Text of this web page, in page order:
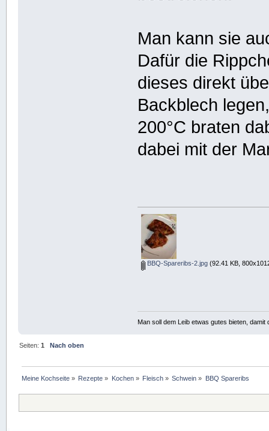
Man kann sie
Dafür die
dieses direkt
Backblech
200°C braten
dabei mit der
BBQ-Spareribs-2.jpg(92.41 KB,
Man soll dem Leib etwas gutes bieten,
Seiten:1 Nach oben
Meine Kochseite » Rezepte » Kochen» Fleisch » Schwein » BBQ Spareribs